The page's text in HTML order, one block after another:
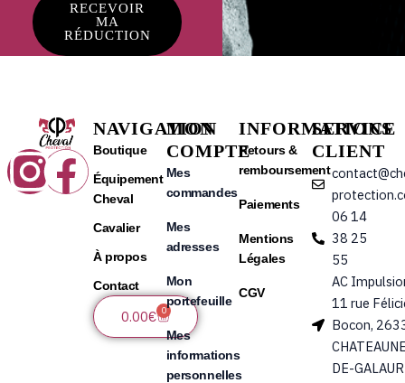
RECEVOIR
MA
RÉDUCTION
Instagram
Facebook
NAVIGATION
Boutique
Équipement
Cheval
Cavalier
À propos
Contact
0.00€ 0
Panier
MON
COMPTE
Mes
commandes
Mes
adresses
Mon
portefeuille
Mes
informations
personnelles
INFORMATIONS
Retours &
remboursement
Paiements
Mentions
Légales
CGV
SERVICE
CLIENT
06 14
38 25
55
AC
11 rue
Bocon,
DE-